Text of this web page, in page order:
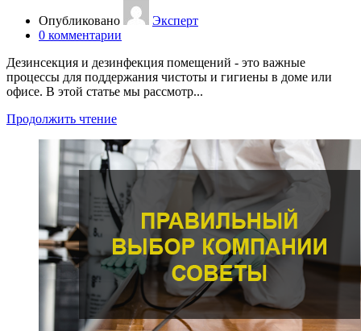
Опубликовано
Эксперт
0 комментарии
Дезинсекция и дезинфекция помещений - это важные
процессы для поддержания чистоты и гигиены в доме или
офисе. В этой статье мы рассмотр...
Продолжить чтение